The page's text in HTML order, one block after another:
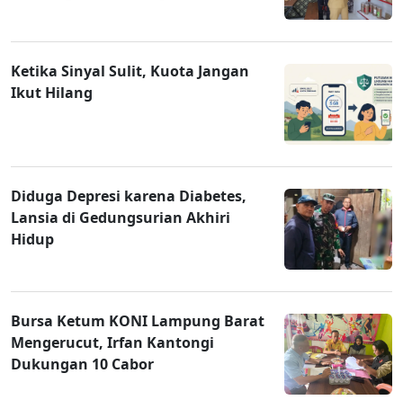
Ketika Sinyal Sulit, Kuota Jangan
Ikut Hilang
Diduga Depresi karena Diabetes,
Lansia di Gedungsurian Akhiri
Hidup
Bursa Ketum KONI Lampung Barat
Mengerucut, Irfan Kantongi
Dukungan 10 Cabor